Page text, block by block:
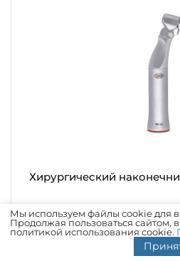
Хирургический
85 400 ₽
Мы используем файлы cookie для
Продолжая пользоваться сайтом,
политикой использования cookie.